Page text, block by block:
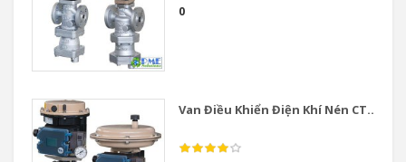
0
Van Điều Khiển Điện Khí Nén CT...